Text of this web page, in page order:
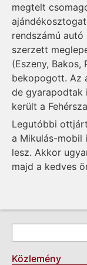
megtelt
rendszámú
szer­­zett
(Eszeny, Bakos,
bekopogott. Az
de gyarapodtak
került a
Legutóbbi
a Miku­lás­-mo­bil
lesz. Akkor
majd a kedves
Keresés űrlap
Keresés
Közlemény